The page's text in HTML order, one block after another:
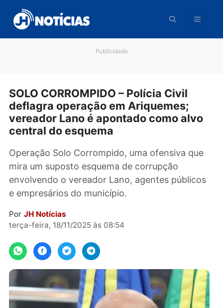
para
conteúdo
SOLO CORROMPIDO – Polícia Civil
deflagra operação em Ariquemes;
vereador Lano é apontado como
Operação Solo Corrompido, uma ofensiva
mira um suposto esquema de corrupção
envolvendo o vereador Lano, agentes
e empresários do município.
terça-feira, 18/11/2025 às 08:54